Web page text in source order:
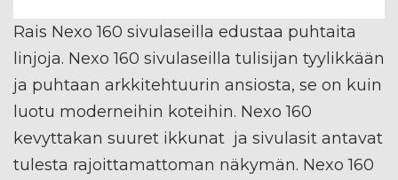
Rais Nexo 160 sivulaseilla edustaa puhtaita
linjoja. Nexo 160 sivulaseilla tulisijan tyylikkään
ja puhtaan arkkitehtuurin ansiosta, se on kuin
luotu moderneihin koteihin. Nexo 160
kevyttakan suuret ikkunat ja sivulasit antavat
tulesta rajoittamattoman näkymän. Nexo 160